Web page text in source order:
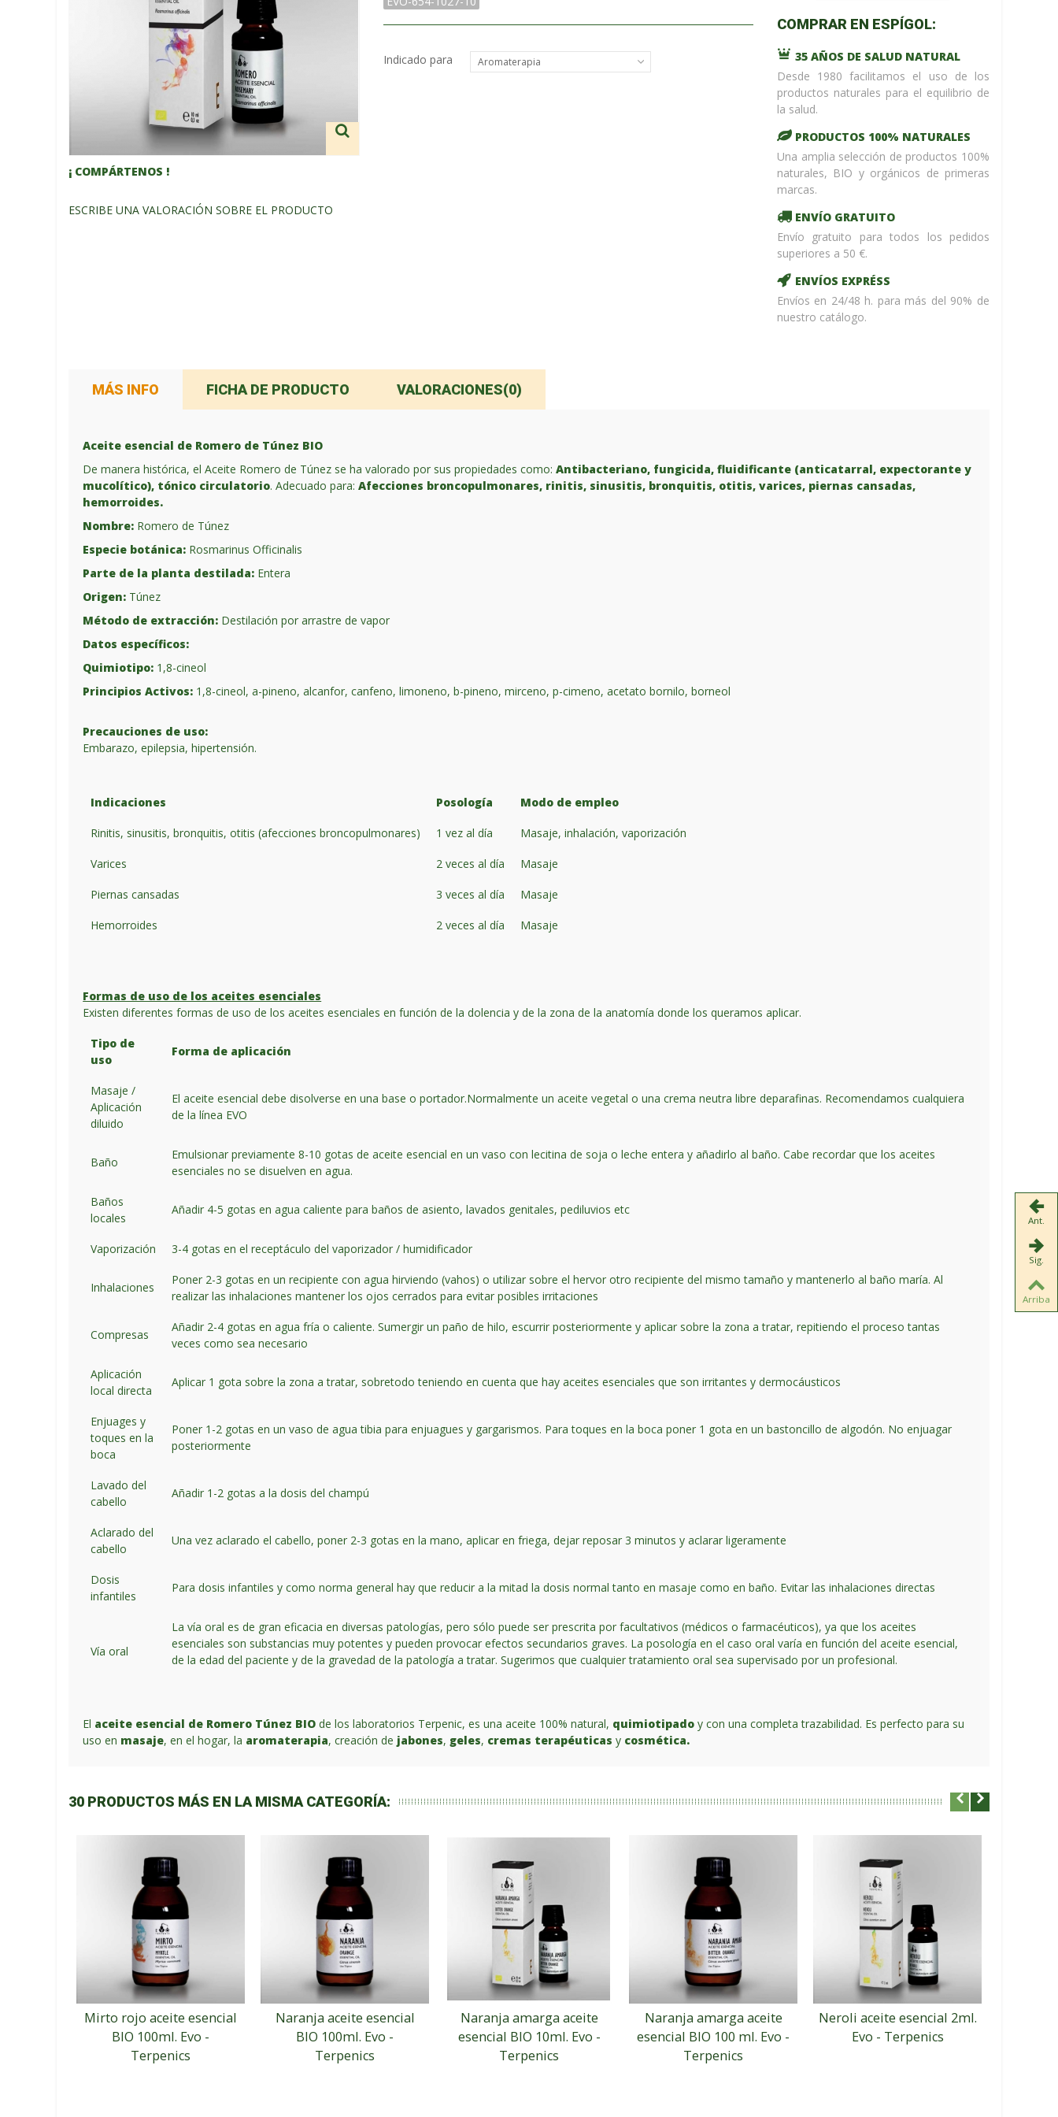
/home/upntonvr/
codeon
line 59
¡ %Dto !
¡ COMPÁRTENOS !
ESCRIBE UNA VALORACIÓN SOBRE EL PRODUCTO
Indicado para Aromaterapia
COMPRAR EN ESPÍGOL:
35 AÑOS DE SALUD NATURAL
Desde 1980 facilitamos el uso de los
productos naturales para el equilibrio de
la salud.
PRODUCTOS 100% NATURALES
Una amplia selección de productos 100%
naturales, BIO y orgánicos de primeras
marcas.
ENVÍO GRATUITO
Envío gratuito para todos los pedidos
superiores a 50 €.
ENVÍOS EXPRÉSS
Envíos en 24/48 h. para más del 90% de
nuestro catálogo.
MÁS INFO FICHA DE PRODUCTO VALORACIONES(0)
Aceite esencial de Romero de Túnez BIO
De manera histórica, el Aceite Romero de Túnez se ha valorado por sus propiedades como:Antibacteriano, fungicida, fluidificante (anticatarral, expectorante y
mucolítico), tónico circulatorio. Adecuado para:Afecciones broncopulmonares, rinitis, sinusitis, bronquitis, otitis, varices, piernas cansadas,
hemorroides.
Nombre: Romero de Túnez
Especie botánica: Rosmarinus Officinalis
Parte de la planta destilada: Entera
Origen: Túnez
Método de extracción: Destilación por arrastre de vapor
Datos específicos:
Quimiotipo: 1,8-cineol
Principios Activos: 1,8-cineol, a-pineno, alcanfor, canfeno, limoneno, b-pineno, mirceno, p-cimeno, acetato bornilo, borneol
Precauciones de uso:
Embarazo, epilepsia, hipertensión.
Indicaciones Posología Modo de empleo
Rinitis, sinusitis, bronquitis, otitis (afecciones broncopulmonares) 1 vez al día Masaje, inhalación, vaporización
Varices 2 veces al día Masaje
Piernas cansadas 3 veces al día Masaje
Hemorroides 2 veces al día Masaje
Formas de uso de los aceites esenciales
Existen diferentes formas de uso de los aceites esenciales en función de la dolencia y de la zona de la anatomía donde los queramos aplicar.
Tipo de
uso
Forma de aplicación
Masaje /
Aplicación
diluido
El aceite esencial debe disolverse en una base o portador.Normalmente un aceite vegetal o una crema neutra libre deparafinas. Recomendamos cualquiera
de la línea EVO
Baño
Emulsionar previamente 8-10 gotas de aceite esencial en un vaso con lecitina de soja o leche entera y añadirlo al baño. Cabe recordar que los aceites
esenciales no se disuelven en agua.
Baños
locales
Añadir 4-5 gotas en agua caliente para baños de asiento, lavados genitales, pediluvios etc
Vaporización 3-4 gotas en el receptáculo del vaporizador / humidificador
Inhalaciones
Poner 2-3 gotas en un recipiente con agua hirviendo (vahos) o utilizar sobre el hervor otro recipiente del mismo tamaño y mantenerlo al baño maría. Al
realizar las inhalaciones mantener los ojos cerrados para evitar posibles irritaciones
Compresas
Añadir 2-4 gotas en agua fría o caliente. Sumergir un paño de hilo, escurrir posteriormente y aplicar sobre la zona a tratar, repitiendo el proceso tantas
veces como sea necesario
Aplicación
local directa
Aplicar 1 gota sobre la zona a tratar, sobretodo teniendo en cuenta que hay aceites esenciales que son irritantes y dermocáusticos
Enjuages y
toques en la
boca
Poner 1-2 gotas en un vaso de agua tibia para enjuagues y gargarismos. Para toques en la boca poner 1 gota en un bastoncillo de algodón. No enjuagar
posteriormente
Lavado del
cabello
Añadir 1-2 gotas a la dosis del champú
Aclarado del
cabello
Una vez aclarado el cabello, poner 2-3 gotas en la mano, aplicar en friega, dejar reposar 3 minutos y aclarar ligeramente
Dosis
infantiles
Para dosis infantiles y como norma general hay que reducir a la mitad la dosis normal tanto en masaje como en baño. Evitar las inhalaciones directas
Vía oral
La vía oral es de gran eficacia en diversas patologías, pero sólo puede ser prescrita por facultativos (médicos o farmacéuticos), ya que los aceites
esenciales son substancias muy potentes y pueden provocar efectos secundarios graves. La posología en el caso oral varía en función del aceite esencial,
de la edad del paciente y de la gravedad de la patología a tratar. Sugerimos que cualquier tratamiento oral sea supervisado por un profesional.
El aceite esencial de Romero Túnez BIO de los laboratorios Terpenic, es una aceite 100% natural, quimiotipado y con una completa trazabilidad. Es perfecto para su
uso en masaje, en el hogar, la aromaterapia, creación de jabones, geles, cremas terapéuticas y cosmética.
30 PRODUCTOS MÁS EN LA MISMA CATEGORÍA:
Mirto rojo aceite esencial
BIO 100ml. Evo -
Terpenics
Naranja aceite esencial
BIO 100ml. Evo -
Terpenics
Naranja amarga aceite
esencial BIO 10ml. Evo -
Terpenics
Naranja amarga aceite
esencial BIO 100 ml. Evo -
Terpenics
Neroli aceite esencial 2ml.
Evo - Terpenics
Ant.
Sig.
Arriba